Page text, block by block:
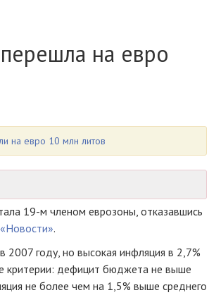
на евро
на евро 10 млн литов
19-м членом еврозоны, отказавшись
.
2007 году, но высокая инфляция в 2,7%
критерии: дефицит бюджета не выше
не более чем на 1,5% выше среднего